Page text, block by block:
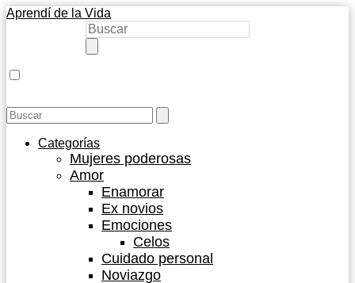
Aprendí de la Vida
Categorías
Mujeres poderosas
Amor
Enamorar
Ex novios
Emociones
Celos
Cuidado personal
Noviazgo